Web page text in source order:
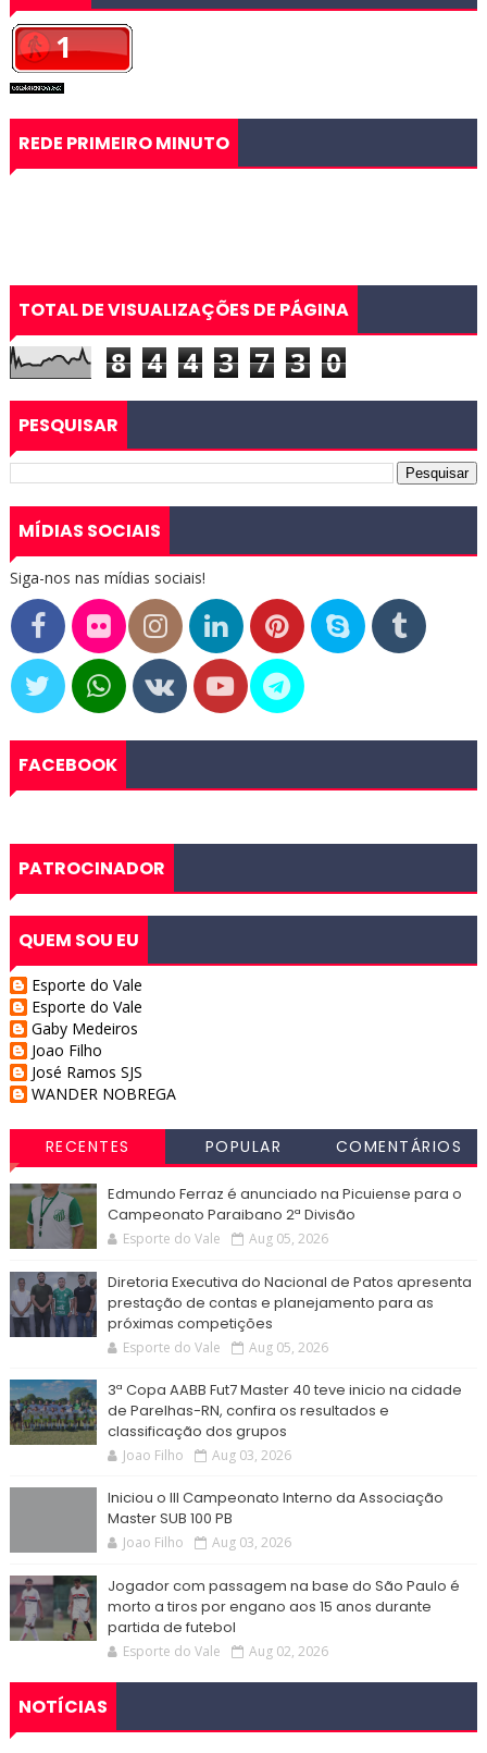
REDE PRIMEIRO MINUTO
TOTAL DE VISUALIZAÇÕES DE PÁGINA
8 4 4 3 7 3 0
PESQUISAR
MÍDIAS SOCIAIS
Siga-nos nas mídias sociais!
FACEBOOK
PATROCINADOR
QUEM SOU EU
Esporte do Vale
Esporte do Vale
Gaby Medeiros
Joao Filho
José Ramos SJS
WANDER NOBREGA
RECENTES POPULAR COMENTÁRIOS
Edmundo Ferraz é anunciado na Picuiense para o
Campeonato Paraibano 2ª Divisão
Esporte do Vale Aug 05, 2026
Diretoria Executiva do Nacional de Patos apresenta
prestação de contas e planejamento para as
próximas competições
Esporte do Vale Aug 05, 2026
3ª Copa AABB Fut7 Master 40 teve inicio na cidade
de Parelhas-RN, confira os resultados e
classificação dos grupos
Joao Filho Aug 03, 2026
Iniciou o III Campeonato Interno da Associação
Master SUB 100 PB
Joao Filho Aug 03, 2026
Jogador com passagem na base do São Paulo é
morto a tiros por engano aos 15 anos durante
partida de futebol
Esporte do Vale Aug 02, 2026
NOTÍCIAS